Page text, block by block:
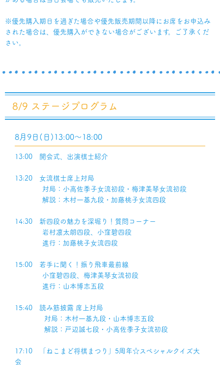
※優先購入期日を過ぎた場合や優先販売期間以降にお席をお申込み
された場合は、優先購入ができない場合がございます。ご了承くだ
さい。
8/9 ステージプログラム
8月9日(日)13:00～18:00
13:00 開会式、出演棋士紹介
13:20 女流棋士席上対局
対局：小高佐季子女流初段・梅津美琴女流初段
解説：木村一基九段・加藤桃子女流四段
14:30 新四段の魅力を深堀り！質問コーナー
岩村凛太朗四段、小窪碧四段
進行：加藤桃子女流四段
15:00 若手に聞く！振り飛車最前線
小窪碧四段、梅津美琴女流初段
進行：山本博志五段
15:40 読み筋披露 席上対局
対局：木村一基九段・山本博志五段
解説：戸辺誠七段・小高佐季子女流初段
17:10 「ねこまど将棋まつり」5周年☆スペシャルクイズ大
会